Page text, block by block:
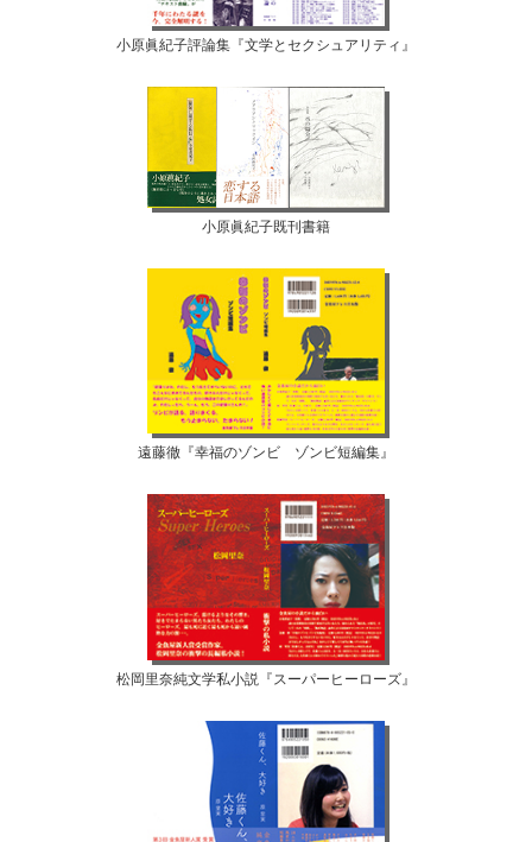
小原眞紀子評論集『文学とセクシュアリティ』
小原眞紀子既刊書籍
遠藤徹『幸福のゾンビ ゾンビ短編集』
松岡里奈純文学私小説『スーパーヒーローズ』